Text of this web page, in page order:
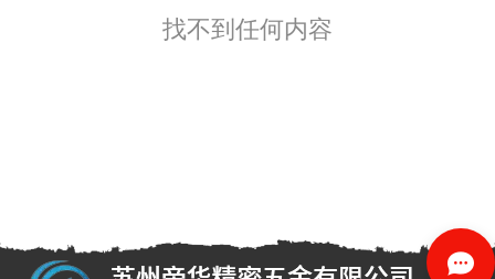
找不到任何内容